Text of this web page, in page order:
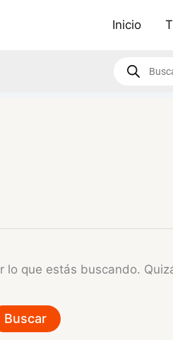
Inicio
Búsqueda
de
lo que estás buscando.